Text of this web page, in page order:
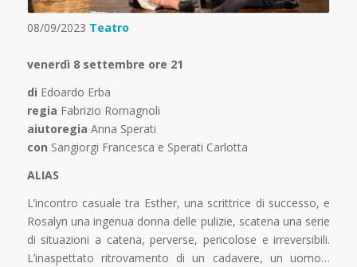
08/09/2023 Teatro
venerdì 8 settembre ore 21
di Edoardo Erba
regia Fabrizio Romagnoli
aiutoregia Anna Sperati
con Sangiorgi Francesca e Sperati Carlotta
ALIAS
L’incontro casuale tra Esther, una scrittrice di successo, e
Rosalyn una ingenua donna delle pulizie, scatena una serie
di situazioni a catena, perverse, pericolose e irreversibili.
L’inaspettato ritrovamento di un cadavere, un uomo…